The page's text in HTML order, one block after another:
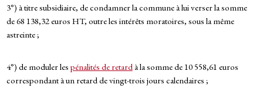
3°) à titre subsidiaire, de condamner la commune à lui verser la somme
de 68 138,32 euros HT, outre les intérêts moratoires, sous la même
astreinte ;
4°) de moduler les pénalités de retardà la somme de 10 558,61 euros
correspondant à un retard de vingt-trois jours calendaires ;